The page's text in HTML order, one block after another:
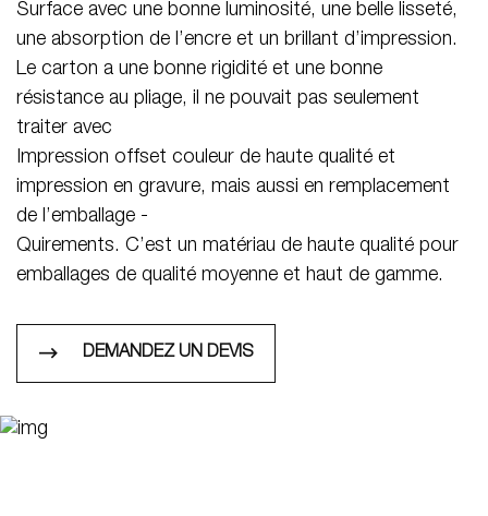
Surface avec une bonne luminosité, une belle lisseté,
une absorption de l’encre et un brillant d’impression.
Le carton a une bonne rigidité et une bonne
résistance au pliage, il ne pouvait pas seulement
traiter avec
Impression offset couleur de haute qualité et
impression en gravure, mais aussi en remplacement
de l’emballage -
Quirements. C’est un matériau de haute qualité pour
emballages de qualité moyenne et haut de gamme.
DEMANDEZ UN DEVIS